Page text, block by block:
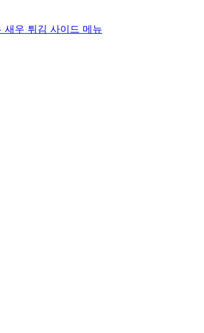
우 튀김 사이드 메뉴